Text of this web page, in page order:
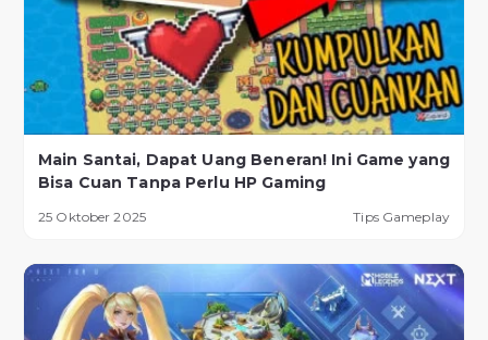
Main Santai, Dapat Uang Beneran! Ini Game yang
Bisa Cuan Tanpa Perlu HP Gaming
25 Oktober 2025 Tips Gameplay